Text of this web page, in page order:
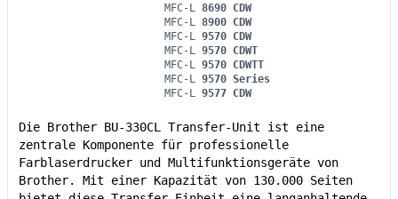
MFC-L
8690 CDW
MFC-L
8900 CDW
MFC-L
9570 CDW
MFC-L
9570 CDWT
MFC-L
9570 CDWTT
MFC-L
9570 Series
MFC-L
9577 CDW
Die Brother BU-330CL Transfer-Unit ist eine
zentrale Komponente für professionelle
Farblaserdrucker und Multifunktionsgeräte von
Brother. Mit einer Kapazität von 130.000 Seiten